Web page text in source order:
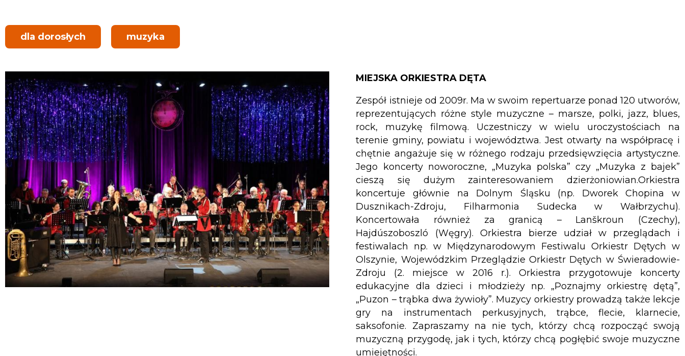
dla dorosłych muzyka
MIEJSKA ORKIESTRA DĘTA
Zespół istnieje od 2009r. Ma w swoim repertuarze ponad 120 utworów,
reprezentujących różne style muzyczne – marsze, polki, jazz, blues,
rock, muzykę filmową. Uczestniczy w wielu uroczystościach na
terenie gminy, powiatu i województwa. Jest otwarty na współpracę i
chętnie angażuje się w różnego rodzaju przedsięwzięcia artystyczne.
Jego koncerty noworoczne, „Muzyka polska” czy „Muzyka z bajek”
cieszą się dużym zainteresowaniem dzierżoniowian.Orkiestra
koncertuje głównie na Dolnym Śląsku (np. Dworek Chopina w
Dusznikach-Zdroju, Filharmonia Sudecka w Wałbrzychu).
Koncertowała również za granicą – Lanškroun (Czechy),
Hajdúszoboszló (Węgry). Orkiestra bierze udział w przeglądach i
festiwalach np. w Międzynarodowym Festiwalu Orkiestr Dętych w
Olszynie, Wojewódzkim Przeglądzie Orkiestr Dętych w Świeradowie-
Zdroju (2. miejsce w 2016 r.). Orkiestra przygotowuje koncerty
edukacyjne dla dzieci i młodzieży np. „Poznajmy orkiestrę dętą”,
„Puzon – trąbka dwa żywioły”. Muzycy orkiestry prowadzą także lekcje
gry na instrumentach perkusyjnych, trąbce, flecie, klarnecie,
saksofonie. Zapraszamy na nie tych, którzy chcą rozpocząć swoją
muzyczną przygodę, jak i tych, którzy chcą pogłębić swoje muzyczne
umiejętności.